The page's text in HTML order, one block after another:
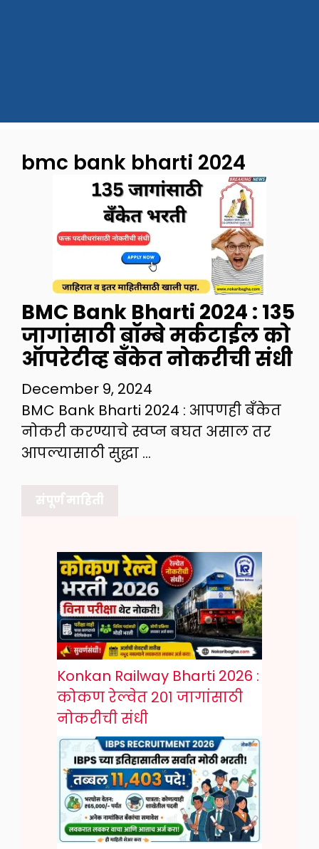
bmc bank bharti 2024
BMC Bank Bharti 2024 : 135
जागांसाठी बॉम्बे मर्कटाईल को
ऑपरेटीव्ह बँकेत नोकरीची संधी
December 9, 2024
BMC Bank Bharti 2024 : आपणही बँकेत
नोकरी करण्याचे स्वप्न बघत असाल तर
आपल्यासाठी सुद्धा …
संपूर्ण माहिती
Konkan Railway Bharti 2026 :
कोकण रेल्वेत २०१ जागांसाठी
नोकरीची संधी